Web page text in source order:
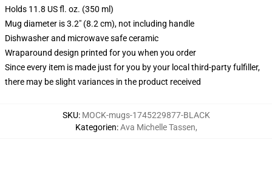
Holds 11.8 US fl. oz. (350 ml)
Mug diameter is 3.2" (8.2 cm), not including handle
Dishwasher and microwave safe ceramic
Wraparound design printed for you when you order
Since every item is made just for you by your local third-party fulfiller,
there may be slight variances in the product received
SKU: MOCK-mugs-1745229877-BLACK
Kategorien:Ava Michelle Tassen,